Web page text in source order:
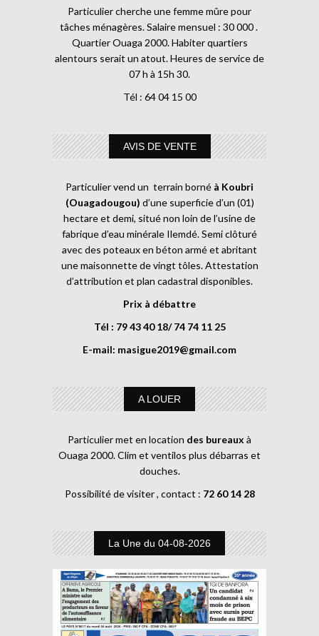
Particulier cherche une femme mûre pour
tâches ménagères. Salaire mensuel : 30 000 .
Quartier Ouaga 2000. Habiter quartiers
alentours serait un atout. Heures de service de
07 h à 15h 30.
Tél : 64 04 15 00
AVIS DE VENTE
Particulier vend un terrain borné à Koubri
(Ouagadougou) d’une superficie d’un (01)
hectare et demi, situé non loin de l’usine de
fabrique d’eau minérale Ilemdé. Semi clôturé
avec des poteaux en béton armé et abritant
une maisonnette de vingt tôles. Attestation
d’attribution et plan cadastral disponibles.
Prix à débattre
Tél : 79 43 40 18/ 74 74 11 25
E-mail: masigue2019@gmail.com
A LOUER
Particulier met en location des bureaux à
Ouaga 2000. Clim et ventilos plus débarras et
douches.
Possibilité de visiter , contact : 72 60 14 28
La Une du 04-08-2026